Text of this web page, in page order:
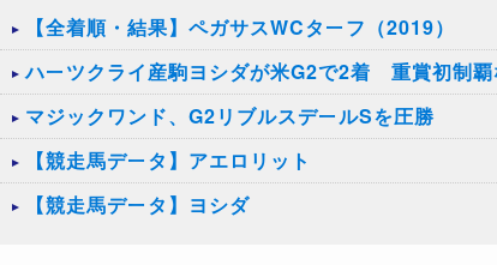
【全着順・結果】ペガサスWCターフ（2019）
ハーツクライ産駒ヨシダが米G2で2着 重賞初制覇
マジックワンド、G2リブルスデールSを圧勝
【競走馬データ】アエロリット
【競走馬データ】ヨシダ